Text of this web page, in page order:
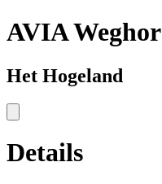
AVIA
Het Hogeland
Details